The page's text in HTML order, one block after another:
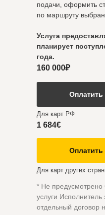
подачи, оформить
по маршруту
Услуга
планирует
года.
Оплатить
160 000₽
Для карт РФ
Оплатить
1 684€
Для карт других стран
* Не
услуги Исполнитель
отдельный договор